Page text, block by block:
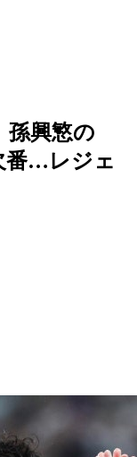
孫興慜の
番…レジェ